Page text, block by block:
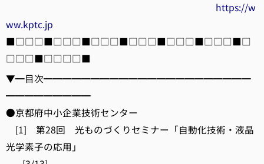
https://w
ww.kptc.jp
■□□□■□□□■□□□■□□□■□□□■□□□■□
□□□■□□□□■
▼━目次━━━━━━━━━━━━━━━━━━━━━━
━━━━━━━━━
●京都府中小企業技術センター
[1] 第28回 光ものづくりセミナー「自動化技術・液晶
光学素子の応用」